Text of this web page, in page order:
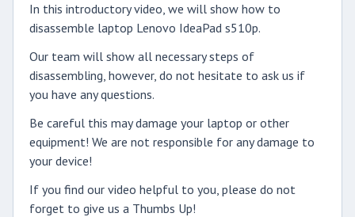
In this introductory video, we will show how to
disassemble laptop Lenovo IdeaPad s510p.
Our team will show all necessary steps of
disassembling, however, do not hesitate to ask us if
you have any questions.
Be careful this may damage your laptop or other
equipment! We are not responsible for any damage to
your device!
If you find our video helpful to you, please do not
forget to give us a Thumbs Up!